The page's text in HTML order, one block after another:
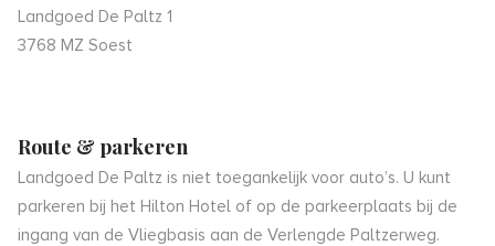
Landgoed De Paltz 1
3768 MZ Soest
Route & parkeren
Landgoed De Paltz is niet toegankelijk voor auto’s. U kunt
parkeren bij het Hilton Hotel of op de parkeerplaats bij de
ingang van de Vliegbasis aan de Verlengde Paltzerweg.